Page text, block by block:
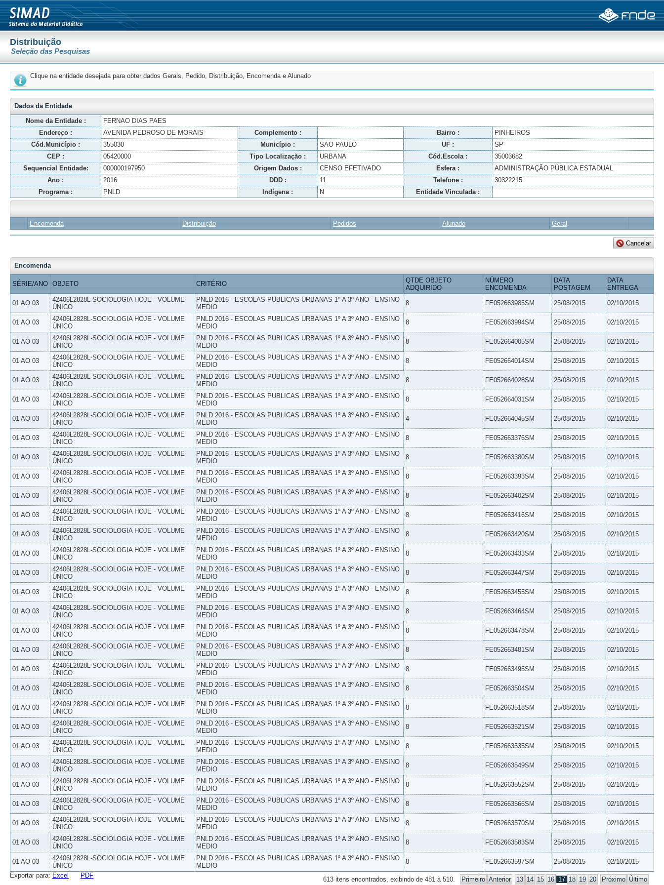
Distribuição
Seleção das Pesquisas
Clique na entidade desejada para obter dados Gerais, Pedido, Distribuição, Encomenda e Alunado
Dados da Entidade
Nome da Entidade :
FERNAO DIAS PAES
Endereço :
AVENIDA PEDROSO DE MORAIS Complemento : Bairro :
PINHEIROS
Cód.Município :
355030 Município : SAO PAULO UF :
SP
CEP :
05420000 Tipo Localização : URBANA Cód.Escola :
35003682
Sequencial Entidade:
000000197950 Origem Dados : CENSO EFETIVADO Esfera :
ADMINISTRAÇÃO PÚBLICA ESTADUAL
Ano :
2016 DDD : 11 Telefone :
30322215
Programa :
PNLD Indígena : N Entidade Vinculada :
Encomenda Distribuição Pedidos Alunado Geral
Encomenda
SÉRIE/ANO OBJETO CRITÉRIO
QTDE OBJETO
ADQUIRIDO
NÚMERO
ENCOMENDA
DATA
POSTAGEM
DATA
ENTREGA
01 AO 03
42406L2828L-SOCIOLOGIA HOJE - VOLUME
ÚNICO
PNLD 2016 - ESCOLAS PUBLICAS URBANAS 1º A 3º ANO - ENSINO
MEDIO
8 FE052663985SM 25/08/2015 02/10/2015
01 AO 03
42406L2828L-SOCIOLOGIA HOJE - VOLUME
ÚNICO
PNLD 2016 - ESCOLAS PUBLICAS URBANAS 1º A 3º ANO - ENSINO
MEDIO
8 FE052663994SM 25/08/2015 02/10/2015
01 AO 03
42406L2828L-SOCIOLOGIA HOJE - VOLUME
ÚNICO
PNLD 2016 - ESCOLAS PUBLICAS URBANAS 1º A 3º ANO - ENSINO
MEDIO
8 FE052664005SM 25/08/2015 02/10/2015
01 AO 03
42406L2828L-SOCIOLOGIA HOJE - VOLUME
ÚNICO
PNLD 2016 - ESCOLAS PUBLICAS URBANAS 1º A 3º ANO - ENSINO
MEDIO
8 FE052664014SM 25/08/2015 02/10/2015
01 AO 03
42406L2828L-SOCIOLOGIA HOJE - VOLUME
ÚNICO
PNLD 2016 - ESCOLAS PUBLICAS URBANAS 1º A 3º ANO - ENSINO
MEDIO
8 FE052664028SM 25/08/2015 02/10/2015
01 AO 03
42406L2828L-SOCIOLOGIA HOJE - VOLUME
ÚNICO
PNLD 2016 - ESCOLAS PUBLICAS URBANAS 1º A 3º ANO - ENSINO
MEDIO
8 FE052664031SM 25/08/2015 02/10/2015
01 AO 03
42406L2828L-SOCIOLOGIA HOJE - VOLUME
ÚNICO
PNLD 2016 - ESCOLAS PUBLICAS URBANAS 1º A 3º ANO - ENSINO
MEDIO
4 FE052664045SM 25/08/2015 02/10/2015
01 AO 03
42406L2828L-SOCIOLOGIA HOJE - VOLUME
ÚNICO
PNLD 2016 - ESCOLAS PUBLICAS URBANAS 1º A 3º ANO - ENSINO
MEDIO
8 FE052663376SM 25/08/2015 02/10/2015
01 AO 03
42406L2828L-SOCIOLOGIA HOJE - VOLUME
ÚNICO
PNLD 2016 - ESCOLAS PUBLICAS URBANAS 1º A 3º ANO - ENSINO
MEDIO
8 FE052663380SM 25/08/2015 02/10/2015
01 AO 03
42406L2828L-SOCIOLOGIA HOJE - VOLUME
ÚNICO
PNLD 2016 - ESCOLAS PUBLICAS URBANAS 1º A 3º ANO - ENSINO
MEDIO
8 FE052663393SM 25/08/2015 02/10/2015
01 AO 03
42406L2828L-SOCIOLOGIA HOJE - VOLUME
ÚNICO
PNLD 2016 - ESCOLAS PUBLICAS URBANAS 1º A 3º ANO - ENSINO
MEDIO
8 FE052663402SM 25/08/2015 02/10/2015
01 AO 03
42406L2828L-SOCIOLOGIA HOJE - VOLUME
ÚNICO
PNLD 2016 - ESCOLAS PUBLICAS URBANAS 1º A 3º ANO - ENSINO
MEDIO
8 FE052663416SM 25/08/2015 02/10/2015
01 AO 03
42406L2828L-SOCIOLOGIA HOJE - VOLUME
ÚNICO
PNLD 2016 - ESCOLAS PUBLICAS URBANAS 1º A 3º ANO - ENSINO
MEDIO
8 FE052663420SM 25/08/2015 02/10/2015
01 AO 03
42406L2828L-SOCIOLOGIA HOJE - VOLUME
ÚNICO
PNLD 2016 - ESCOLAS PUBLICAS URBANAS 1º A 3º ANO - ENSINO
MEDIO
8 FE052663433SM 25/08/2015 02/10/2015
01 AO 03
42406L2828L-SOCIOLOGIA HOJE - VOLUME
ÚNICO
PNLD 2016 - ESCOLAS PUBLICAS URBANAS 1º A 3º ANO - ENSINO
MEDIO
8 FE052663447SM 25/08/2015 02/10/2015
01 AO 03
42406L2828L-SOCIOLOGIA HOJE - VOLUME
ÚNICO
PNLD 2016 - ESCOLAS PUBLICAS URBANAS 1º A 3º ANO - ENSINO
MEDIO
8 FE052663455SM 25/08/2015 02/10/2015
01 AO 03
42406L2828L-SOCIOLOGIA HOJE - VOLUME
ÚNICO
PNLD 2016 - ESCOLAS PUBLICAS URBANAS 1º A 3º ANO - ENSINO
MEDIO
8 FE052663464SM 25/08/2015 02/10/2015
01 AO 03
42406L2828L-SOCIOLOGIA HOJE - VOLUME
ÚNICO
PNLD 2016 - ESCOLAS PUBLICAS URBANAS 1º A 3º ANO - ENSINO
MEDIO
8 FE052663478SM 25/08/2015 02/10/2015
01 AO 03
42406L2828L-SOCIOLOGIA HOJE - VOLUME
ÚNICO
PNLD 2016 - ESCOLAS PUBLICAS URBANAS 1º A 3º ANO - ENSINO
MEDIO
8 FE052663481SM 25/08/2015 02/10/2015
01 AO 03
42406L2828L-SOCIOLOGIA HOJE - VOLUME
ÚNICO
PNLD 2016 - ESCOLAS PUBLICAS URBANAS 1º A 3º ANO - ENSINO
MEDIO
8 FE052663495SM 25/08/2015 02/10/2015
01 AO 03
42406L2828L-SOCIOLOGIA HOJE - VOLUME
ÚNICO
PNLD 2016 - ESCOLAS PUBLICAS URBANAS 1º A 3º ANO - ENSINO
MEDIO
8 FE052663504SM 25/08/2015 02/10/2015
01 AO 03
42406L2828L-SOCIOLOGIA HOJE - VOLUME
ÚNICO
PNLD 2016 - ESCOLAS PUBLICAS URBANAS 1º A 3º ANO - ENSINO
MEDIO
8 FE052663518SM 25/08/2015 02/10/2015
01 AO 03
42406L2828L-SOCIOLOGIA HOJE - VOLUME
ÚNICO
PNLD 2016 - ESCOLAS PUBLICAS URBANAS 1º A 3º ANO - ENSINO
MEDIO
8 FE052663521SM 25/08/2015 02/10/2015
01 AO 03
42406L2828L-SOCIOLOGIA HOJE - VOLUME
ÚNICO
PNLD 2016 - ESCOLAS PUBLICAS URBANAS 1º A 3º ANO - ENSINO
MEDIO
8 FE052663535SM 25/08/2015 02/10/2015
01 AO 03
42406L2828L-SOCIOLOGIA HOJE - VOLUME
ÚNICO
PNLD 2016 - ESCOLAS PUBLICAS URBANAS 1º A 3º ANO - ENSINO
MEDIO
8 FE052663549SM 25/08/2015 02/10/2015
01 AO 03
42406L2828L-SOCIOLOGIA HOJE - VOLUME
ÚNICO
PNLD 2016 - ESCOLAS PUBLICAS URBANAS 1º A 3º ANO - ENSINO
MEDIO
8 FE052663552SM 25/08/2015 02/10/2015
01 AO 03
42406L2828L-SOCIOLOGIA HOJE - VOLUME
ÚNICO
PNLD 2016 - ESCOLAS PUBLICAS URBANAS 1º A 3º ANO - ENSINO
MEDIO
8 FE052663566SM 25/08/2015 02/10/2015
01 AO 03
42406L2828L-SOCIOLOGIA HOJE - VOLUME
ÚNICO
PNLD 2016 - ESCOLAS PUBLICAS URBANAS 1º A 3º ANO - ENSINO
MEDIO
8 FE052663570SM 25/08/2015 02/10/2015
01 AO 03
42406L2828L-SOCIOLOGIA HOJE - VOLUME
ÚNICO
PNLD 2016 - ESCOLAS PUBLICAS URBANAS 1º A 3º ANO - ENSINO
MEDIO
8 FE052663583SM 25/08/2015 02/10/2015
01 AO 03
42406L2828L-SOCIOLOGIA HOJE - VOLUME
ÚNICO
PNLD 2016 - ESCOLAS PUBLICAS URBANAS 1º A 3º ANO - ENSINO
MEDIO
8 FE052663597SM 25/08/2015 02/10/2015
613 itens encontrados, exibindo de 481 à 510. Primeiro Anterior 13 14 15 16 17 18 19 20 Próximo Último
Exportar para: Excel PDF